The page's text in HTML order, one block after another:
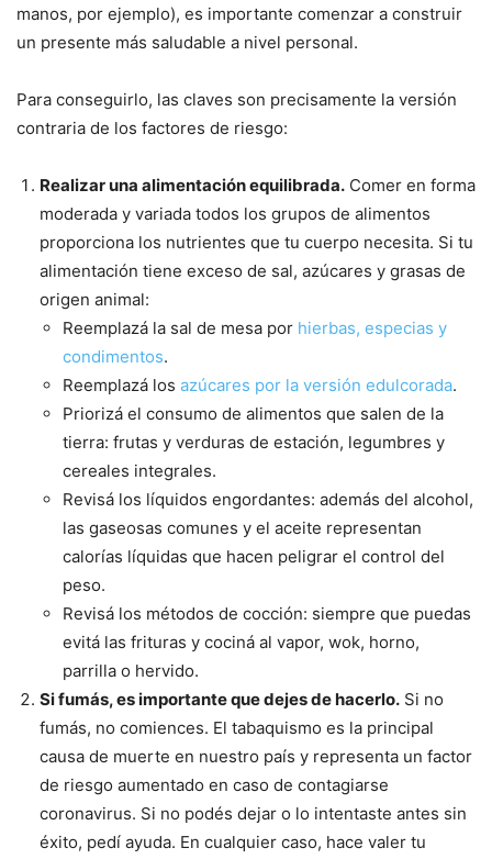
manos, por ejemplo), es importante comenzar a construir
un presente más saludable a nivel personal.
Para conseguirlo, las claves son precisamente la versión
contraria de los factores de riesgo:
Realizar una alimentación equilibrada. Comer en forma
moderada y variada todos los grupos de alimentos
proporciona los nutrientes que tu cuerpo necesita. Si tu
alimentación tiene exceso de sal, azúcares y grasas de
origen animal:
Reemplazá la sal de mesa por hierbas, especias y
condimentos.
Reemplazá los azúcares por la versión edulcorada.
Priorizá el consumo de alimentos que salen de la
tierra: frutas y verduras de estación, legumbres y
cereales integrales.
Revisá los líquidos engordantes: además del alcohol,
las gaseosas comunes y el aceite representan
calorías líquidas que hacen peligrar el control del
peso.
Revisá los métodos de cocción: siempre que puedas
evitá las frituras y cociná al vapor, wok, horno,
parrilla o hervido.
Si fumás, es importante que dejes de hacerlo. Si no
fumás, no comiences. El tabaquismo es la principal
causa de muerte en nuestro país y representa un factor
de riesgo aumentado en caso de contagiarse
coronavirus. Si no podés dejar o lo intentaste antes sin
éxito, pedí ayuda. En cualquier caso, hace valer tu